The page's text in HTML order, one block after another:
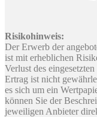
Risikohinweis:
Der Erwerb der
ist mit erheblichen
Verlust des
Ertrag ist nicht
es sich um ein
können Sie der
jeweiligen Anbieter